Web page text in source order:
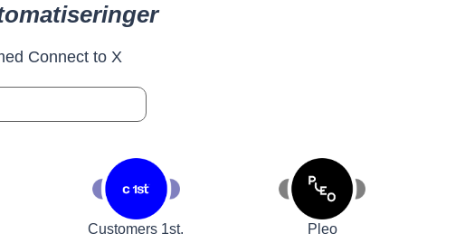
Connect to X
Customers 1st. Pleo